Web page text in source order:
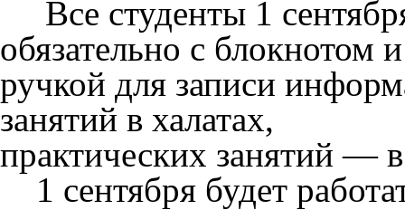
Все студенты 1
обязательно с блокнотом и
ручкой для записи
занятий в халатах,
практических занятий —
1 сентября будет